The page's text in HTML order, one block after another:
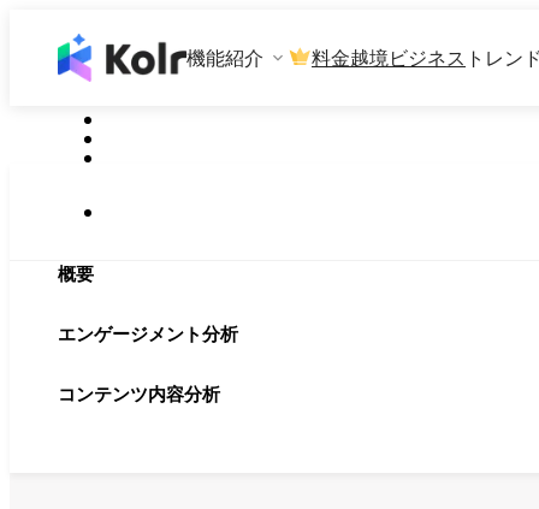
機能紹介 料金越境ビジネス トレン
概要
エンゲージメント分析
コンテンツ内容分析